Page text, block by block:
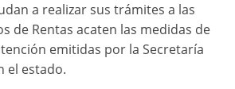
a realizar sus trámites a las
de Rentas acaten las medidas de
emitidas por la Secretaría
el estado.